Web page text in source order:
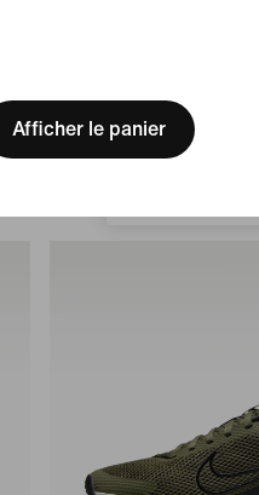
We think
Update your
Afficher le panier
185 $